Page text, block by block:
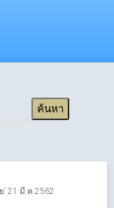
’ 21 มี.ค.2562